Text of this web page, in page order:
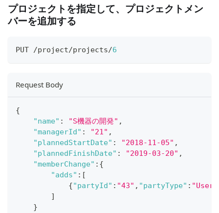
プロジェクトを指定して、プロジェクトメン
バーを追加する
PUT /project/projects/6
Request Body
{
"name" : "S機器の開発" ,
"managerId" : "21" ,
"plannedStartDate" : "2018-11-05" ,
"plannedFinishDate" : "2019-03-20" ,
"memberChange" : {
"adds" : [
{"partyId" : "43" , "partyType" : "User"
]
}